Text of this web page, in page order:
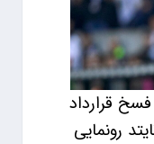
فسخ قرارداد
رونمایی